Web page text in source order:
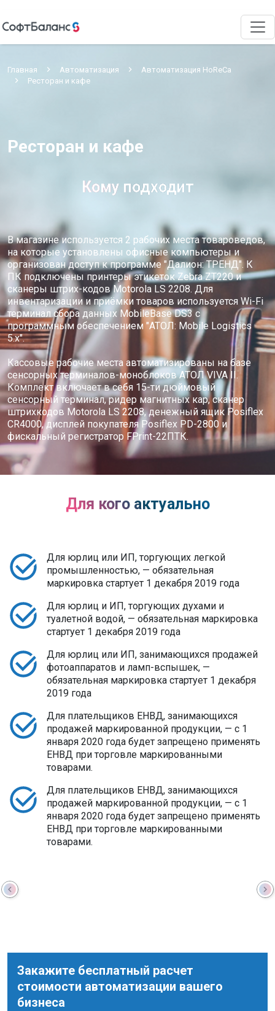
Главная Автоматизация
Автоматизация HoReCa
Ресторан и кафе
Ресторан и кафе
Кому подходит
В магазине используется 2 рабочих места товароведов,
на которые установлены офисные компьютеры и
организован доступ к программе "Далион: ТРЕНД". К
ПК подключены принтеры этикеток Zebra ZT220 и
сканеры штрих-кодов Motorola LS 2208. Для
инвентаризации и приёмки товаров используется Wi-Fi
терминал сбора данных MobileBase DS3 с
программным обеспечением "АТОЛ: Mobile Logistics
5.х".
Кассовые рабочие места автоматизированы на базе
сенсорных терминалов-моноблоков АТОЛ VIVA II.
Комплект включает в себя 15-ти дюймовый
сенсорный терминал, ридер магнитных кар, сканер
штрихкодов Motorola LS 2208, денежный ящик Posiflex
CR4000, дисплей покупателя Posiflex PD-2800 и
фискальный регистратор FPrint-22ПТК.
Для кого актуально
Для юрлиц или ИП, торгующих легкой
промышленностью, — обязательная
маркировка стартует 1 декабря 2019 года
Для юрлиц и ИП, торгующих духами и
туалетной водой, — обязательная маркировка
стартует 1 декабря 2019 года
Для юрлиц или ИП, занимающихся продажей
фотоаппаратов и ламп-вспышек, —
обязательная маркировка стартует 1 декабря
2019 года
Для плательщиков ЕНВД, занимающихся
продажей маркированной продукции, — с 1
января 2020 года будет запрещено применять
ЕНВД при торговле маркированными
товарами.
Для плательщиков ЕНВД, занимающихся
продажей маркированной продукции, — с 1
января 2020 года будет запрещено применять
ЕНВД при торговле маркированными
товарами.
chevron_left chevron_right
Закажите бесплатный расчет
стоимости автоматизации вашего
бизнеса